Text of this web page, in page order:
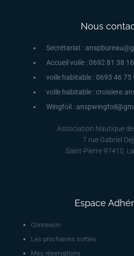
Nous
Secrétariat :
Accueil voile : 0692 81 38 16
voile habitable : 0693 46 75
voile habitable :
Wingfoil :
Association Nautique
7 rue Gabriel
Saint-Pierre 97410,
Espace
Connexion
Les prochaines sorties
Mes réservations